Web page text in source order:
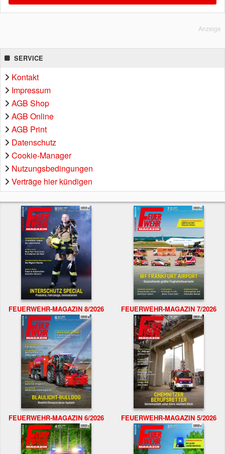
Anzeige
SERVICE
Kontakt
Impressum
AGB Shop
AGB Online
AGB Print
Datenschutz
Cookie-Manager
Nutzungsbedingungen
Verträge hier kündigen
FEUERWEHR-MAGAZIN 8/2026 FEUERWEHR-MAGAZIN 7/2026
FEUERWEHR-MAGAZIN 6/2026 FEUERWEHR-MAGAZIN 5/2026